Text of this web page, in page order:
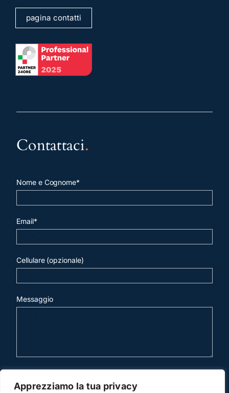
Apprezziamo la tua privacy
pagina contatti
Contattaci.
Nome e Cognome*
Email*
Cellulare (opzionale)
Messaggio
invia mail